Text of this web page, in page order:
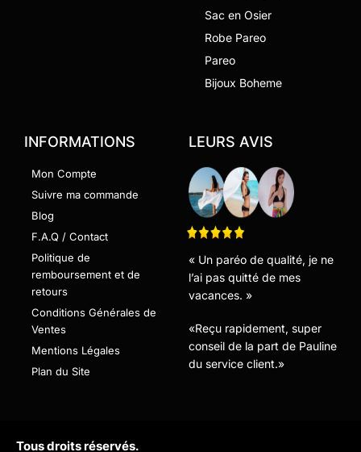
Sac en Osier
Robe Pareo
Pareo
Bijoux Boheme
INFORMATIONS
Mon Compte
Suivre ma commande
Blog
F.A.Q / Contact
Politique de
remboursement et de
retours
Conditions Générales de
Ventes
Mentions Légales
Plan du Site
LEURS AVIS
« Un paréo de qualité, je ne
l’ai pas quitté de mes
vacances. »
«Reçu rapidement, super
conseil de la part de Pauline
du service client.»
Tous droits réservés.